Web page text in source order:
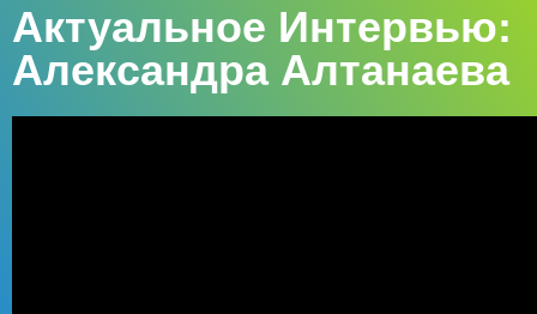
Актуальное Интервью:
Александра Алтанаева